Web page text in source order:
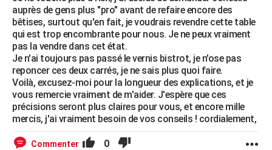
auprès de gens plus "pro" avant de refaire encore des
bêtises, surtout qu'en fait, je voudrais revendre cette table
qui est trop encombrante pour nous. Je ne peux vraiment
pas la vendre dans cet état.
Je n'ai toujours pas passé le vernis bistrot, je n'ose pas
reponcer ces deux carrés, je ne sais plus quoi faire.
Voilà, excusez-moi pour la longueur des explications, et je
vous remercie vraiment de m'aider. J'espère que ces
précisions seront plus claires pour vous, et encore mille
mercis, j'ai vraiment besoin de vos conseils ! cordialement,
Commenter 0